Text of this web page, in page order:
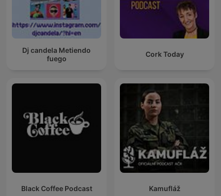
Dj candela Metiendo
fuego
Cork Today
Black Coffee Podcast Kamufláž